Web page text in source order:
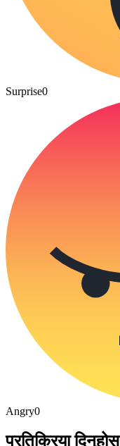
Surprise0
Angry0
प्रतिक्रिया दिनुहोस